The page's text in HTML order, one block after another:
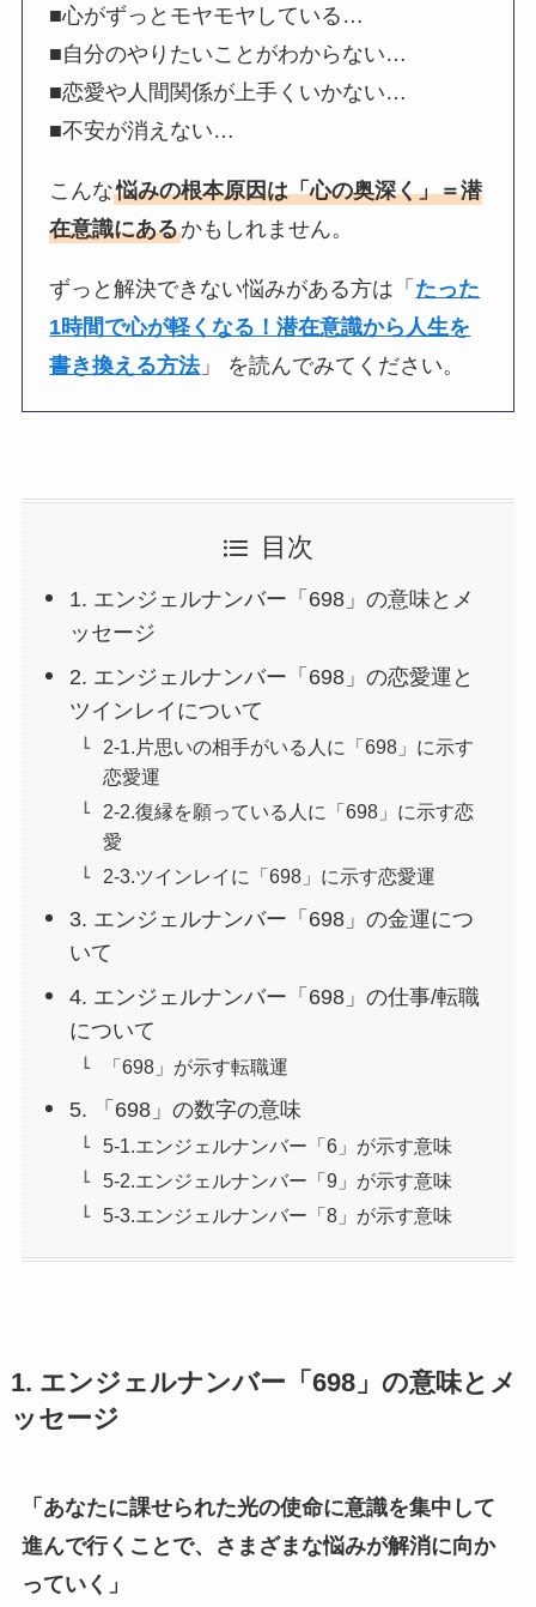
■心がずっとモヤモヤしている…
■自分のやりたいことがわからない…
■恋愛や人間関係が上手くいかない…
■不安が消えない…
こんな悩みの根本原因は「心の奥深く」＝潜
在意識にあるかもしれません。
ずっと解決できない悩みがある方は「 たった
1時間で心が軽くなる！潜在意識から人生を
書き換える方法」 を読んでみてください。
目次
1. エンジェルナンバー「698」の意味とメ
ッセージ
2. エンジェルナンバー「698」の恋愛運と
ツインレイについて
2-1.片思いの相手がいる人に「698」に示す
恋愛運
2-2.復縁を願っている人に「698」に示す恋
愛
2-3.ツインレイに「698」に示す恋愛運
3. エンジェルナンバー「698」の金運につ
いて
4. エンジェルナンバー「698」の仕事/転職
について
「698」が示す転職運
5. 「698」の数字の意味
5-1.エンジェルナンバー「6」が示す意味
5-2.エンジェルナンバー「9」が示す意味
5-3.エンジェルナンバー「8」が示す意味
1. エンジェルナンバー「698」の意味とメ
ッセージ
「あなたに課せられた光の使命に意識を集中して
進んで行くことで、さまざまな悩みが解消に向か
っていく」